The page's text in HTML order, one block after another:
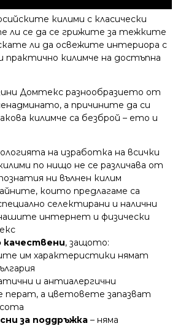
килими с класически
ли се да се грижите за тежките
ли да освежите интериора с
практично килимче на достъпна
Домтекс разнообразието от
а причините да си
килимче са безброй – ето и
на изработка на всички
по нищо не се различава от
ни вълнен килим
които предлагаме са
селектирани и налични
интернет и физически
качествени, защото:
им характеристики нямат
и антиалергични
перат, а цветовете запазват
за поддръжка – няма